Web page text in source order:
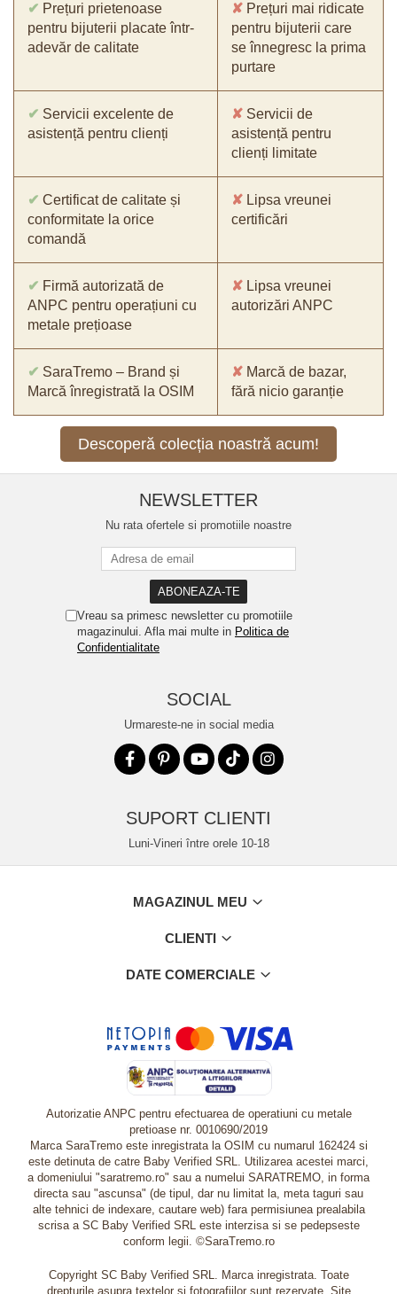
✔ Prețuri prietenoase
pentru bijuterii placate într-
adevăr de calitate
✘ Prețuri mai ridicate
pentru bijuterii care
se înnegresc la prima
purtare
✔ Servicii excelente de
asistență pentru clienți
✘ Servicii de
asistență pentru
clienți limitate
✔ Certificat de calitate și
conformitate la orice
comandă
✘ Lipsa vreunei
certificări
✔ Firmă autorizată de
ANPC pentru operațiuni cu
metale prețioase
✘ Lipsa vreunei
autorizări ANPC
✔ SaraTremo – Brand și
Marcă înregistrată la OSIM
✘ Marcă de bazar,
fără nicio garanție
Descoperă colecția noastră acum!
NEWSLETTER
Nu rata ofertele si promotiile noastre
Vreau sa primesc newsletter cu promotiile
magazinului. Afla mai multe in Politica de
Confidentialitate
SOCIAL
Urmareste-ne in social media
SUPORT CLIENTI
Luni-Vineri între orele 10-18
MAGAZINUL MEU
CLIENTI
DATE COMERCIALE
Autorizatie ANPC pentru efectuarea de operatiuni cu metale
pretioase nr. 0010690/2019
Marca SaraTremo este inregistrata la OSIM cu numarul 162424 si
este detinuta de catre Baby Verified SRL. Utilizarea acestei marci,
a domeniului "saratremo.ro" sau a numelui SARATREMO, in forma
directa sau "ascunsa" (de tipul, dar nu limitat la, meta taguri sau
alte tehnici de indexare, cautare web) fara permisiunea prealabila
scrisa a SC Baby Verified SRL este interzisa si se pedepseste
conform legii. ©SaraTremo.ro
Copyright SC Baby Verified SRL. Marca inregistrata. Toate
drepturile asupra textelor si fotografiilor sunt rezervate. Site